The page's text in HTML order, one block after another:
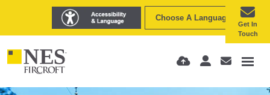
Choose A Language
Get In
Touch